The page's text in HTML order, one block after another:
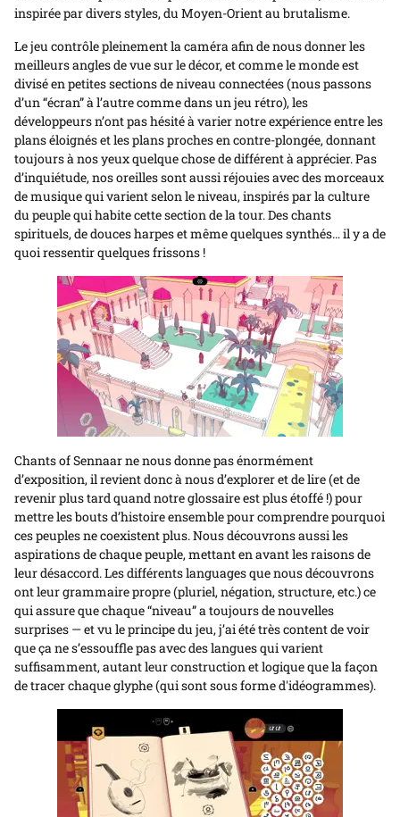
inspirée par divers styles, du Moyen-Orient au brutalisme.
Le jeu contrôle pleinement la caméra afin de nous donner les
meilleurs angles de vue sur le décor, et comme le monde est
divisé en petites sections de niveau connectées (nous passons
d’un “écran” à l’autre comme dans un jeu rétro), les
développeurs n’ont pas hésité à varier notre expérience entre les
plans éloignés et les plans proches en contre-plongée, donnant
toujours à nos yeux quelque chose de différent à apprécier. Pas
d’inquiétude, nos oreilles sont aussi réjouies avec des morceaux
de musique qui varient selon le niveau, inspirés par la culture
du peuple qui habite cette section de la tour. Des chants
spirituels, de douces harpes et même quelques synthés… il y a de
quoi ressentir quelques frissons !
Chants of Sennaar ne nous donne pas énormément
d’exposition, il revient donc à nous d’explorer et de lire (et de
revenir plus tard quand notre glossaire est plus étoffé !) pour
mettre les bouts d’histoire ensemble pour comprendre pourquoi
ces peuples ne coexistent plus. Nous découvrons aussi les
aspirations de chaque peuple, mettant en avant les raisons de
leur désaccord. Les différents languages que nous découvrons
ont leur grammaire propre (pluriel, négation, structure, etc.) ce
qui assure que chaque “niveau” a toujours de nouvelles
surprises — et vu le principe du jeu, j’ai été très content de voir
que ça ne s’essouffle pas avec des langues qui varient
suffisamment, autant leur construction et logique que la façon
de tracer chaque glyphe (qui sont sous forme d'idéogrammes).